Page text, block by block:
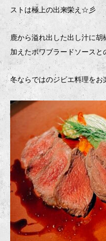
ストは極上の出来栄え☆彡
鹿から溢れ出した出し汁に
加えたポワブラードソースと
冬ならではのジビエ料理をお